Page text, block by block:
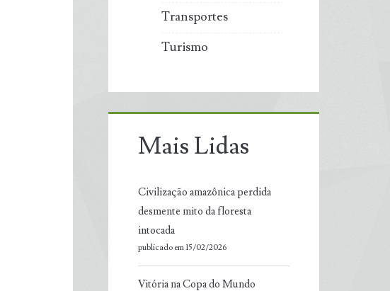
Transportes
Turismo
Mais Lidas
Civilização amazônica perdida
desmente mito da floresta
intocada
publicado em 15/02/2026
Vitória na Copa do Mundo